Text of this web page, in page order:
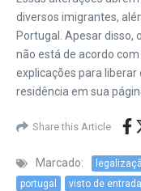
diversos imigrantes,
Portugal. Apesar disso,
não está de acordo
explicações para liberar
residência em sua
Share this Article
Marcado:
portugal
visto de entrada